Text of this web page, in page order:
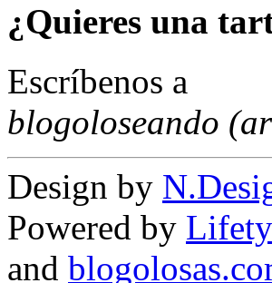
¿Quieres una
Escríbenos a
blogoloseando
Design by
Powered by
and